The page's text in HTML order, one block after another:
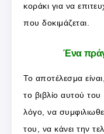
κοράκι για να
που δοκιμάζεται.
Ένα
Το αποτέλεσμα
το βιβλίο αυτού
λόγο, να
του, να κάνει την